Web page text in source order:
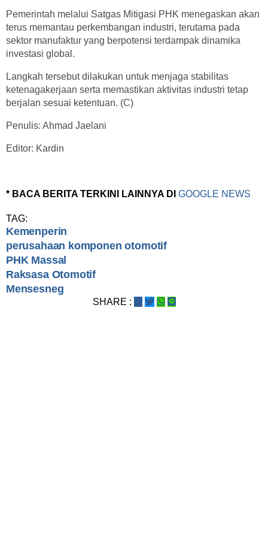
Pemerintah melalui Satgas Mitigasi PHK menegaskan akan
terus memantau perkembangan industri, terutama pada
sektor manufaktur yang berpotensi terdampak dinamika
investasi global.
Langkah tersebut dilakukan untuk menjaga stabilitas
ketenagakerjaan serta memastikan aktivitas industri tetap
berjalan sesuai ketentuan. (C)
Penulis: Ahmad Jaelani
Editor: Kardin
* BACA BERITA TERKINI LAINNYA DI GOOGLE NEWS
TAG:
Kemenperin
perusahaan komponen otomotif
PHK Massal
Raksasa Otomotif
Mensesneg
SHARE :